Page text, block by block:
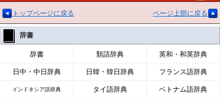
トップページに戻る ページ上部に戻る
辞書
辞書 類語辞典 英和・和英辞典
日中・中日辞典 日韓・韓日辞典 フランス語辞典
インドネシア語辞典 タイ語辞典 ベトナム語辞典